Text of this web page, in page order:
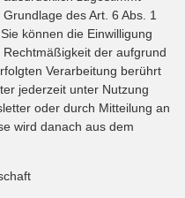
des Art. 6 Abs. 1
können die Einwilligung
der aufgrund
Verarbeitung berührt
jederzeit unter Nutzung
oder durch Mitteilung an
wird danach aus dem